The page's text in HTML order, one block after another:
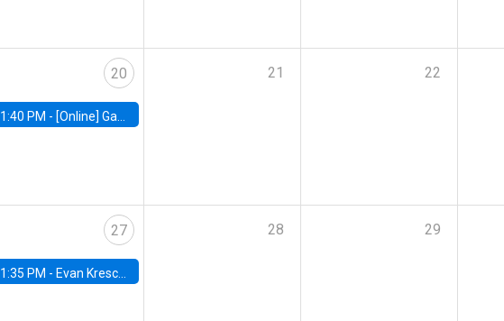
20
1:40 PM - [Online] Gabriel Englander, World Bank
21 22
27
1:35 PM - Evan Kresch, Oberlin College
28 29